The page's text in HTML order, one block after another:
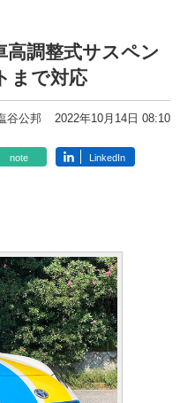
高調整式サスペン
まで対応
谷公邦 2022年10月14日 08:10
note LinkedIn